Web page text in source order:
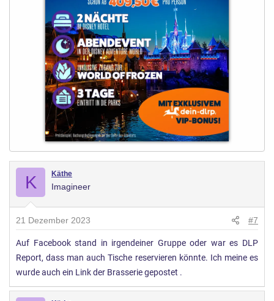
K Käthe
Imagineer
21 Dezember 2023 #7
Auf Facebook stand in irgendeiner Gruppe oder war es DLP
Report, dass man auch Tische reservieren könnte. Ich meine es
wurde auch ein Link der Brasserie gepostet .